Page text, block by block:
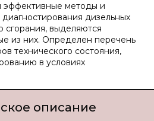
эффективные методы и
дизельных
сгорания, выделяются
из них. Определен перечень
технического состояния,
в условиях
описание